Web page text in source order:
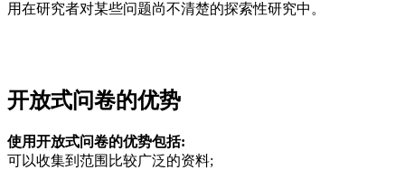
用在研究者对某些问题尚不清楚的探索性研究中。
开放式问卷的优势
使用开放式问卷的优势包括:
可以收集到范围比较广泛的资料;